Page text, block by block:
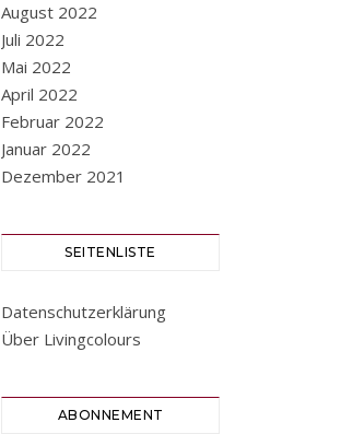
August 2022
Juli 2022
Mai 2022
April 2022
Februar 2022
Januar 2022
Dezember 2021
SEITENLISTE
Datenschutzerklärung
Über Livingcolours
ABONNEMENT